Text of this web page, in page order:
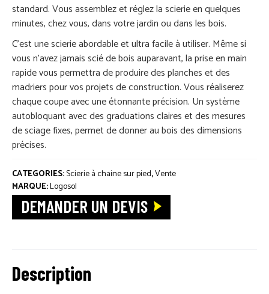
standard. Vous assemblez et réglez la scierie en quelques
minutes, chez vous, dans votre jardin ou dans les bois.
C’est une scierie abordable et ultra facile à utiliser. Même si
vous n’avez jamais scié de bois auparavant, la prise en main
rapide vous permettra de produire des planches et des
madriers pour vos projets de construction. Vous réaliserez
chaque coupe avec une étonnante précision. Un système
autobloquant avec des graduations claires et des mesures
de sciage fixes, permet de donner au bois des dimensions
précises.
CATEGORIES:Scierie à chaine sur pied,Vente
MARQUE:Logosol
DEMANDER UN DEVIS
Description